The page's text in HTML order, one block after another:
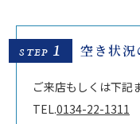
STEP 1 空き状況
ご来店もしくは下記
TEL.0134-22-1311